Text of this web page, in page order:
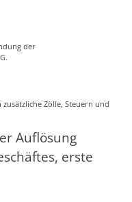
der
Zölle, Steuern und
Auflösung
erste